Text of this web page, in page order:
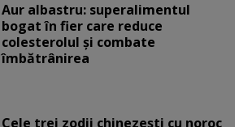
Aur albastru: superalimentul
bogat în fier care reduce
colesterolul și combate
îmbătrânirea
Cele trei zodii chinezești cu noroc